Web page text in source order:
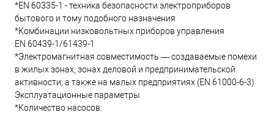
*EN 60335-1 - техника безопасности электроприборов
бытового и тому подобного назначения
*Комбинации низковольтных приборов управления
EN 60439-1/61439-1
*Электромагнитная совместимость — создаваемые помехи
в жилых зонах, зонах деловой и предпринимательской
активности, а также на малых предприятиях (EN 61000-6-3)
Эксплуатационные параметры
*Количество насосов: